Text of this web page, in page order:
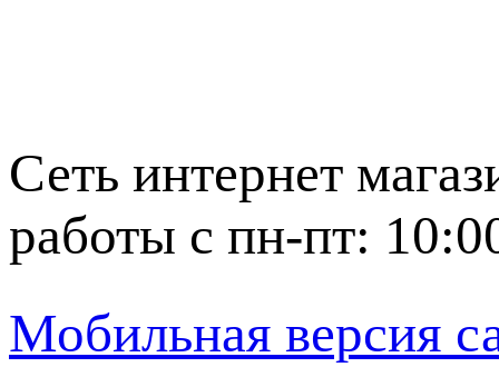
Сеть интернет
работы с пн-пт:
Мобильная версия